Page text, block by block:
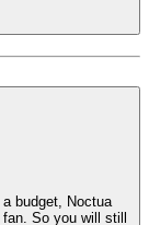
budget, Noctua
So you will still